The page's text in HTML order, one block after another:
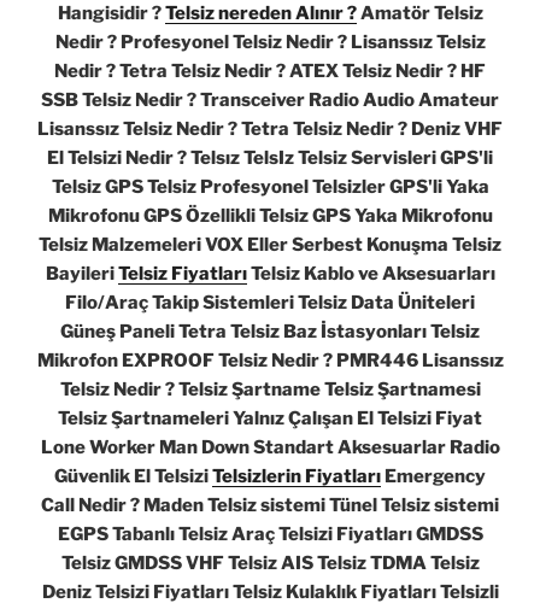
Hangisidir ?Telsiz nereden Alınır ?Amatör Telsiz
Nedir ? Profesyonel Telsiz Nedir ? Lisanssız Telsiz
Nedir ? Tetra Telsiz Nedir ? ATEX Telsiz Nedir ? HF
SSB Telsiz Nedir ? Transceiver Radio Audio Amateur
Lisanssız Telsiz Nedir ? Tetra Telsiz Nedir ? Deniz VHF
El Telsizi Nedir ? Telsız TelsIz Telsiz Servisleri GPS'li
Telsiz GPS Telsiz Profesyonel Telsizler GPS'li Yaka
Mikrofonu GPS Özellikli Telsiz GPS Yaka Mikrofonu
Telsiz Malzemeleri VOX Eller Serbest Konuşma Telsiz
BayileriTelsiz FiyatlarıTelsiz Kablo ve Aksesuarları
Filo/Araç Takip Sistemleri Telsiz Data Üniteleri
Güneş Paneli Tetra Telsiz Baz İstasyonları Telsiz
Mikrofon EXPROOF Telsiz Nedir ? PMR446 Lisanssız
Telsiz Nedir ? Telsiz Şartname Telsiz Şartnamesi
Telsiz Şartnameleri Yalnız Çalışan El Telsizi Fiyat
Lone Worker Man Down Standart Aksesuarlar Radio
Güvenlik El TelsiziTelsizlerin Fiyatları Emergency
Call Nedir ? Maden Telsiz sistemi Tünel Telsiz sistemi
EGPS Tabanlı Telsiz Araç Telsizi Fiyatları GMDSS
Telsiz GMDSS VHF Telsiz AIS Telsiz TDMA Telsiz
Deniz Telsizi Fiyatları Telsiz Kulaklık Fiyatları Telsizli